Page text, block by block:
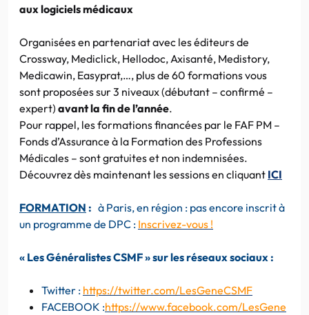
aux logiciels médicaux
Organisées en partenariat avec les éditeurs de
Crossway, Mediclick, Hellodoc, Axisanté, Medistory,
Medicawin, Easyprat,…, plus de 60 formations vous
sont proposées sur 3 niveaux (débutant – confirmé –
expert) avant la fin de l’année.
Pour rappel, les formations financées par le FAF PM –
Fonds d’Assurance à la Formation des Professions
Médicales – sont gratuites et non indemnisées.
Découvrez dès maintenant les sessions en cliquant ICI
FORMATION : à Paris, en région : pas encore inscrit à
un programme de DPC : Inscrivez-vous !
« Les Généralistes CSMF » sur les réseaux sociaux :
Twitter : https://twitter.com/LesGeneCSMF
FACEBOOK :https://www.facebook.com/LesGene